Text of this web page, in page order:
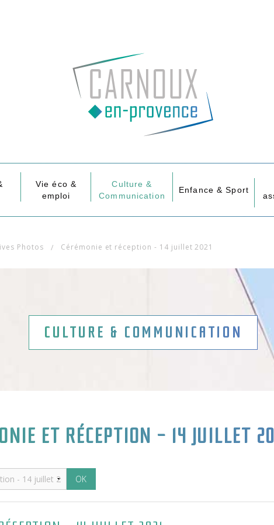
Vie éco &
emploi
Culture &
Communication
Enfance & Sport
Photos Cérémonie et réception - 14 juillet 2021
CULTURE & COMMUNICATION
ET RÉCEPTION - 14 JUILLET